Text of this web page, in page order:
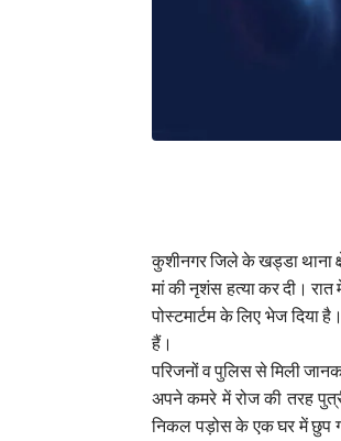
कुशीनगर जिले के खड्डा थाना
मां की नृशंस हत्या कर दी।
पोस्टमार्टम के लिए भेज दिया
हैं।
परिजनों व पुलिस से मिली
अपने कमरे में रोज की तरह
निकल पड़ोस के एक घर में छुप